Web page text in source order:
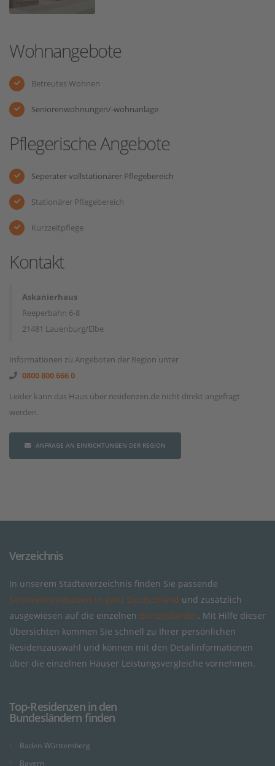
Wohnangebote
Betreutes Wohnen
Seniorenwohnungen/-wohnanlage
Pflegerische Angebote
Seperater vollstationärer Pflegebereich
Stationärer Pflegebereich
Kurzzeitpflege
Kontakt
Askanierhaus
Reeperbahn 6-8
21481 Lauenburg/Elbe
Informationen zu Angeboten der Region unter
0800 800 666 0
Leider kann das Haus über residenzen.de nicht direkt angefragt
werden.
ANFRAGE AN EINRICHTUNGEN DER REGION
Verzeichnis
In unserem Städteverzeichnis finden Sie passende
Seniorenresidenzen in ganz Deutschland und zusätzlich
ausgewiesen auf die einzelnen Bundesländer. Mit Hilfe dieser
Übersichten kommen Sie schnell zu Ihrer persönlichen
Residenzauswahl und können mit den Detailinformationen
über die einzelnen Häuser Leistungsvergleiche vornehmen.
Top-Residenzen in den
Bundesländern finden
Baden-Württemberg
Bayern